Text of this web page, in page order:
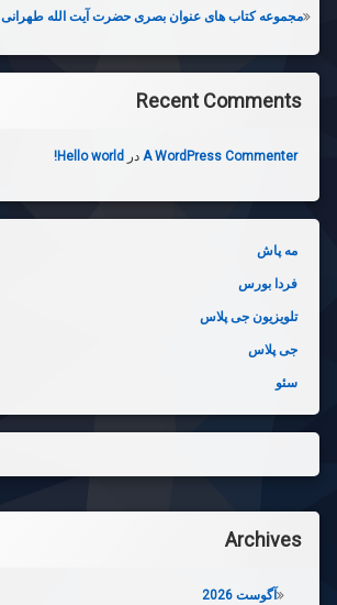
مجموعه کتاب های عنوان بصری حضرت آیت الله طهرانی
Recent Comments
A WordPress Commenter در Hello world!
مه پاش
فردا بورس
تلویزیون جی پلاس
جی پلاس
سئو
Archives
آگوست 2026